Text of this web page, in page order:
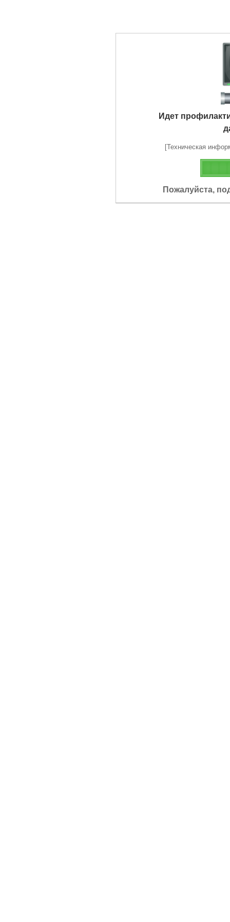
Идет
[Техническая
Пожалуйста,